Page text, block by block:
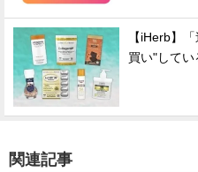
【iHerb】
買い"してい
関連記事